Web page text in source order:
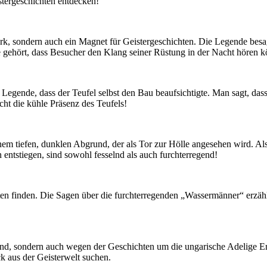
sondern auch ein Magnet für Geistergeschichten. Die Legende
dass Besucher den Klang seiner Rüstung ‌in der Nacht hören
dass ​der ‍Teufel selbst⁤ den Bau beaufsichtigte.⁤ Man sagt,
die ⁣kühle ⁢Präsenz⁣ des Teufels!
tiefen, ⁤dunklen Abgrund, der als⁤ Tor zur Hölle ⁤angesehen wird.
sind⁢ sowohl fesselnd als auch furchterregend!
finden. Die Sagen über die furchterregenden „Wassermänner“‌
sondern auch ‍wegen​ der Geschichten ​um die‌ ungarische​ Adelige
aus der Geisterwelt suchen.